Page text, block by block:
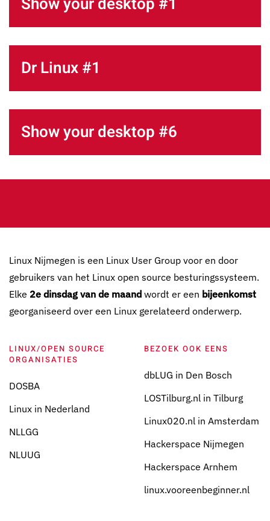
Dr Linux #1
Show your desktop #6
Linux Nijmegen is een Linux User Group voor en door
gebruikers van het Linux open source besturingssysteem.
Elke 2e dinsdag van de maand wordt er een bijeenkomst
georganiseerd over een Linux gerelateerd onderwerp.
LINUX/OPEN SOURCE
ORGANISATIES
DOSBA
Linux in Nederland
NLLGG
NLUUG
BEZOEK OOK EENS
dbLUG in Den Bosch
LOSTilburg.nl in Tilburg
Linux020.nl in Amsterdam
Hackerspace Nijmegen
Hackerspace Arnhem
linux.vooreenbeginner.nl